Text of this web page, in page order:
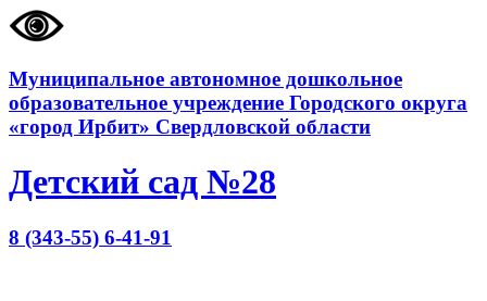
Муниципальное автономное дошкольное
образовательное учреждение Городского округа
«город Ирбит» Свердловской области
Детский сад №28
8 (343-55) 6-41-91